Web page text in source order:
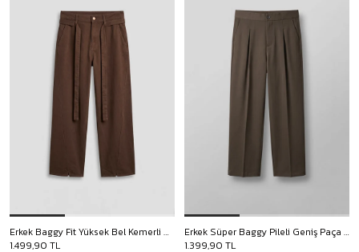
Erkek Baggy Fit Yüksek Bel Kemerli Gabardin Pantolon Kahverengi
1.499,90 TL
Erkek Süper Baggy Pileli Geniş Paça Gabardin Pantolon Açık Kahve
1.399,90 TL